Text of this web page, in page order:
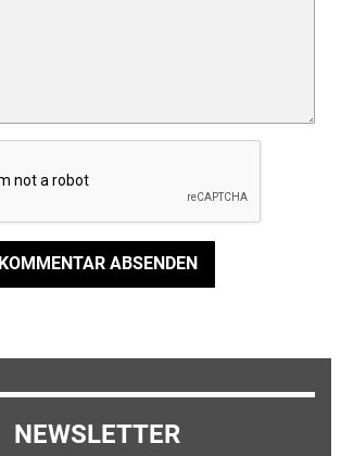
KOMMENTAR ABSENDEN
NEWSLETTER